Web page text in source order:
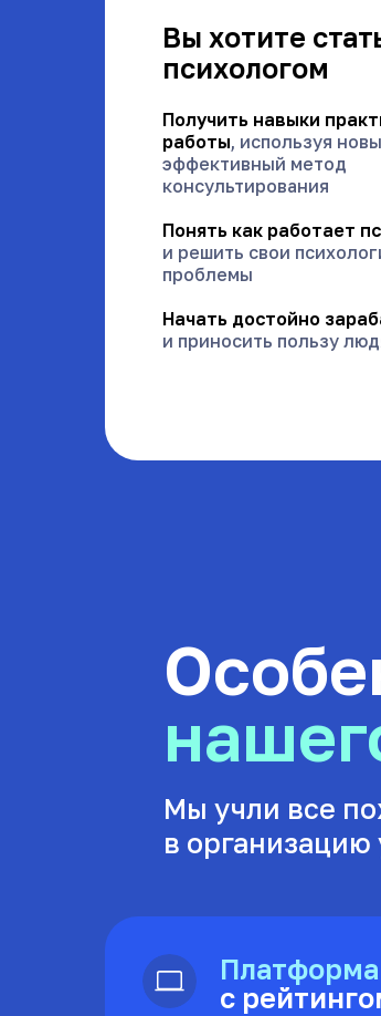
Получить навыки
работы, используя
эффективный метод
консультирования
Понять как работает
и решить свои
проблемы
Начать достойно
и приносить пользу
Вы хотите
психологом
Мы учли все
в организацию
Платформа
с